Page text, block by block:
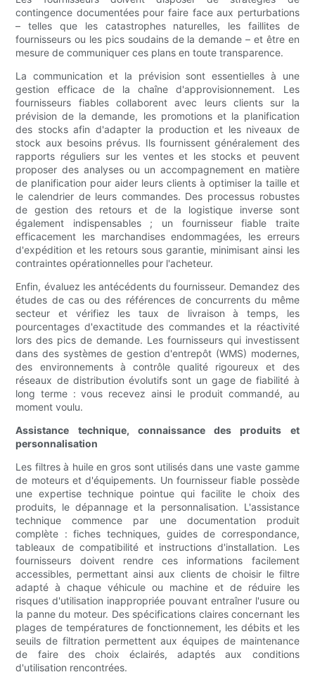
contingence documentées pour faire face aux perturbations
– telles que les catastrophes naturelles, les faillites de
fournisseurs ou les pics soudains de la demande – et être en
mesure de communiquer ces plans en toute transparence.
La communication et la prévision sont essentielles à une
gestion efficace de la chaîne d'approvisionnement. Les
fournisseurs fiables collaborent avec leurs clients sur la
prévision de la demande, les promotions et la planification
des stocks afin d'adapter la production et les niveaux de
stock aux besoins prévus. Ils fournissent généralement des
rapports réguliers sur les ventes et les stocks et peuvent
proposer des analyses ou un accompagnement en matière
de planification pour aider leurs clients à optimiser la taille et
le calendrier de leurs commandes. Des processus robustes
de gestion des retours et de la logistique inverse sont
également indispensables ; un fournisseur fiable traite
efficacement les marchandises endommagées, les erreurs
d'expédition et les retours sous garantie, minimisant ainsi les
contraintes opérationnelles pour l'acheteur.
Enfin, évaluez les antécédents du fournisseur. Demandez des
études de cas ou des références de concurrents du même
secteur et vérifiez les taux de livraison à temps, les
pourcentages d'exactitude des commandes et la réactivité
lors des pics de demande. Les fournisseurs qui investissent
dans des systèmes de gestion d'entrepôt (WMS) modernes,
des environnements à contrôle qualité rigoureux et des
réseaux de distribution évolutifs sont un gage de fiabilité à
long terme : vous recevez ainsi le produit commandé, au
moment voulu.
Assistance technique, connaissance des produits et
personnalisation
Les filtres à huile en gros sont utilisés dans une vaste gamme
de moteurs et d'équipements. Un fournisseur fiable possède
une expertise technique pointue qui facilite le choix des
produits, le dépannage et la personnalisation. L'assistance
technique commence par une documentation produit
complète : fiches techniques, guides de correspondance,
tableaux de compatibilité et instructions d'installation. Les
fournisseurs doivent rendre ces informations facilement
accessibles, permettant ainsi aux clients de choisir le filtre
adapté à chaque véhicule ou machine et de réduire les
risques d'utilisation inappropriée pouvant entraîner l'usure ou
la panne du moteur. Des spécifications claires concernant les
plages de températures de fonctionnement, les débits et les
seuils de filtration permettent aux équipes de maintenance
de faire des choix éclairés, adaptés aux conditions
d'utilisation rencontrées.